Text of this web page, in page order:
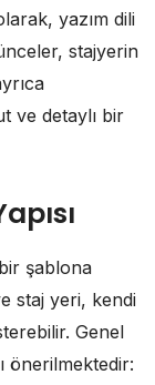
yazım dili
stajyerin
ve detaylı bir
şablona
staj yeri, kendi
Genel
önerilmektedir: